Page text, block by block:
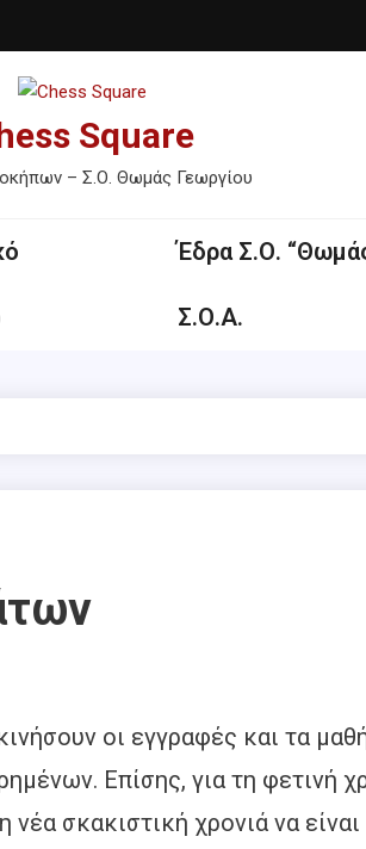
Square
– Σ.Ο. Θωμάς Γεωργίου
Έδρα Σ.Ο.
Σ.Ο.Α.
οι εγγραφές και τα
Επίσης, για τη φετινή
νέα σκακιστική χρονιά να